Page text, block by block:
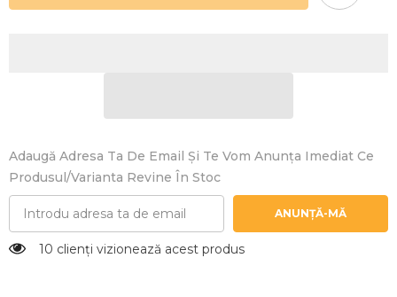
PAREL,
PAREL,
Adaugă Adresa Ta De Email Și Te Vom Anunța Imediat Ce
Produsul/varianta Revine În Stoc
ANUNȚĂ-MĂ
10 clienți vizionează acest produs